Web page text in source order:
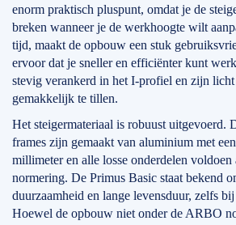
enorm praktisch pluspunt, omdat je de
breken wanneer je de werkhoogte wilt
tijd, maakt de opbouw een stuk
ervoor dat je sneller en efficiënter kunt
stevig verankerd in het I-profiel en zijn
gemakkelijk te tillen.
Het steigermateriaal is robuust uitgevoerd.
frames zijn gemaakt van aluminium met
millimeter en alle losse onderdelen
normering. De Primus Basic staat bekend
duurzaamheid en lange levensduur, zelfs
Hoewel de opbouw niet onder de ARBO